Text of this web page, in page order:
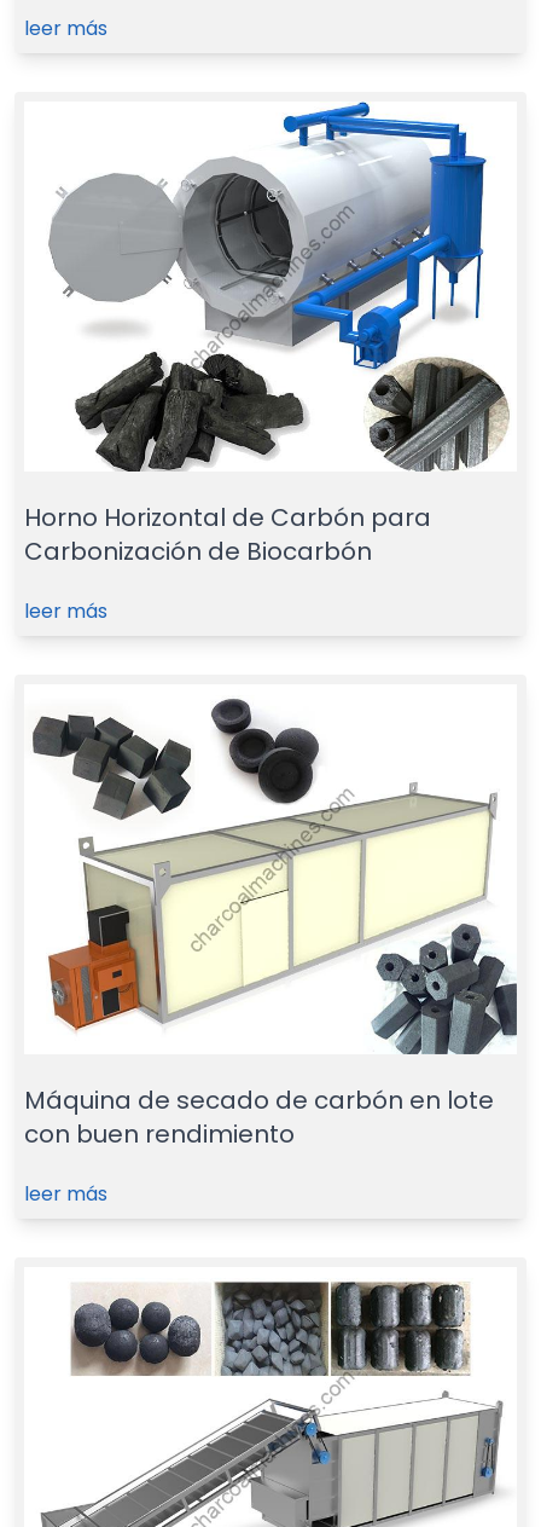
leer más
Horno Horizontal de Carbón para
Carbonización de Biocarbón
leer más
Máquina de secado de carbón en lote
con buen rendimiento
leer más